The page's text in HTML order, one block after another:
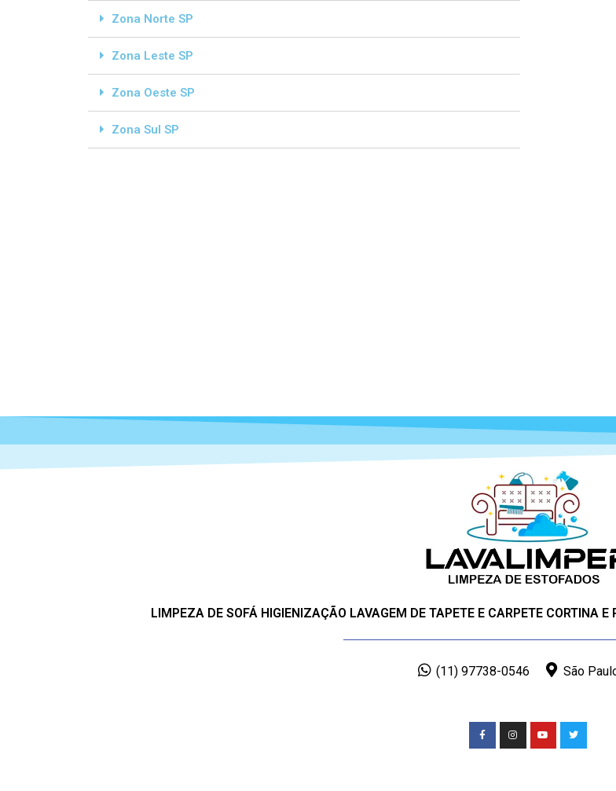
Zona Norte SP
Zona Leste SP
Zona Oeste SP
Zona Sul SP
LIMPEZA DE SOFÁ HIGIENIZAÇÃO LAVAGEM DE TAPETE E CARPETE CORTINA
(11) 97738-0546 São